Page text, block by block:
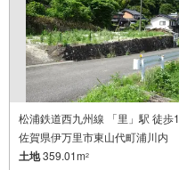
松浦鉄道西九州線 「里」駅 徒歩
佐賀県伊万里市東山代町浦川内
土地359.01m2